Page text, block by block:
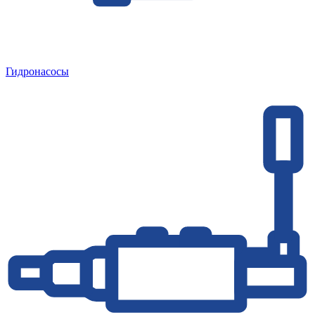
Гидронасосы